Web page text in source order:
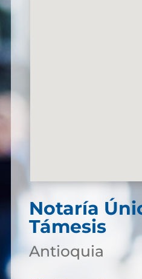
Notaría
Támesis
Antioquia